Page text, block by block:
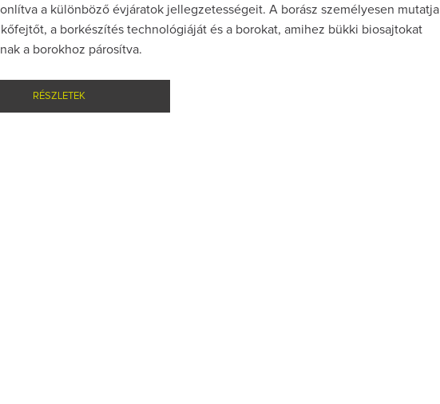
a különböző évjáratok jellegzetességeit. A borász személyesen mutatja
a borkészítés technológiáját és a borokat, amihez bükki biosajtokat
a borokhoz párosítva.
RÉSZLETEK